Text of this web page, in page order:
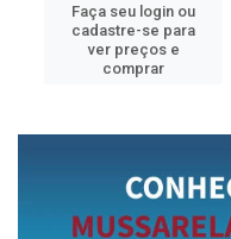
Faça seu login ou
cadastre-se para
ver preços e
comprar